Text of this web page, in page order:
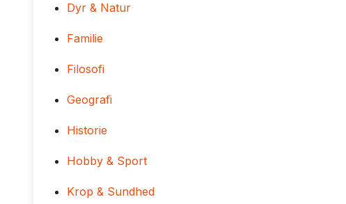
Dyr & Natur
Familie
Filosofi
Geografi
Historie
Hobby & Sport
Krop & Sundhed